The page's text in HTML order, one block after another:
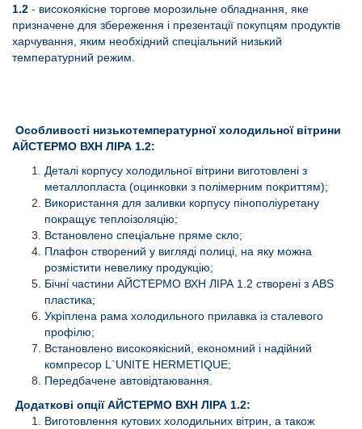
1.2 - високоякісне торгове морозильне обладнання, яке
призначене для збереження і презентації покупцям продуктів
харчування, яким необхідний спеціальний низький
температурний режим.
Особливості низькотемпературної холодильної вітрини
АЙСТЕРМО ВХН ЛІРА 1.2:
Деталі корпусу холодильної вітрини виготовлені з
металлопласта (оцинковки з полімерним покриттям);
Використання для заливки корпусу пінополіуретану
покращує теплоізоляцію;
Встановлено спеціальне пряме скло;
Плафон створений у вигляді полиці, на яку можна
розмістити невелику продукцію;
Бічні частини АЙСТЕРМО ВХН ЛІРА 1.2 створені з АВS
пластика;
Укріплена рама холодильного прилавка із сталевого
профілю;
Встановлено високоякісний, економний і надійний
компресор L`UNITE HERMETIQUE;
Передбачене автовідтаювання.
Додаткові опції АЙСТЕРМО ВХН ЛІРА 1.2:
Виготовлення кутових холодильних вітрин, а також